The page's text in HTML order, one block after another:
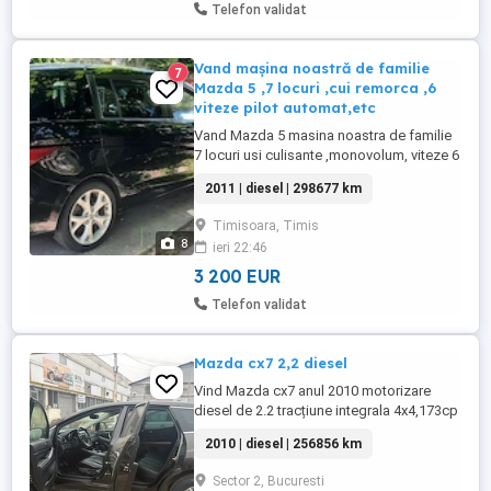
Telefon validat
8
7
Vand mașina noastră de familie
Mazda 5 ,7 locuri ,cui remorca ,6
viteze pilot automat,etc
Vand Mazda 5 masina noastra de familie
7 locuri usi culisante ,monovolum, viteze 6
1.08.2026 ,Motorină, telefon mâini
libere,navigație, etc.masina funcționează
excelent...pastile frână fata spate
schimbate ,ulei motor etc
2011 | diesel | 298677 km
Timisoara, Timis
ieri 22:46
3 200 EUR
Telefon validat
Mazda cx7 2,2 diesel
Vind Mazda cx7 anul 2010 motorizare
diesel de 2.2 tracțiune integrala 4x4,173cp
neagră, sistem audio bose cu cameră
mansalier, geamuri și oglinzi electrice
2010 | diesel | 256856 km
Sector 2, Bucuresti